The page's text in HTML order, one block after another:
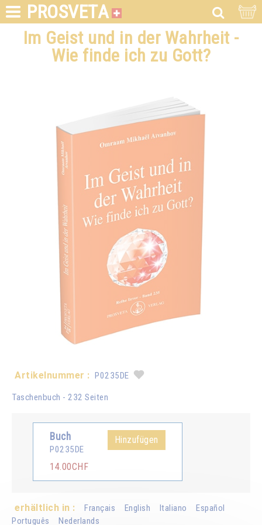
PROSVETA
Im Geist und in der Wahrheit -
Wie finde ich zu Gott?
Artikelnummer : P0235DE
Taschenbuch - 232 Seiten
Buch
P0235DE
14.00CHF
Hinzufügen
erhältlich in : Français English Italiano
Español
Português
Nederlands